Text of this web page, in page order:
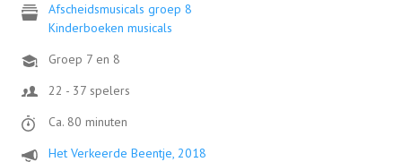
Afscheidsmusicals groep 8
Kinderboeken musicals
Groep 7 en 8
22 - 37 spelers
Ca. 80 minuten
Het Verkeerde Beentje, 2018